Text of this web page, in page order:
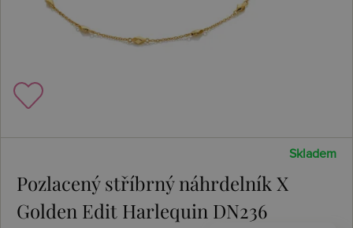
Skladem
Pozlacený stříbrný náhrdelník X
Golden Edit Harlequin DN236